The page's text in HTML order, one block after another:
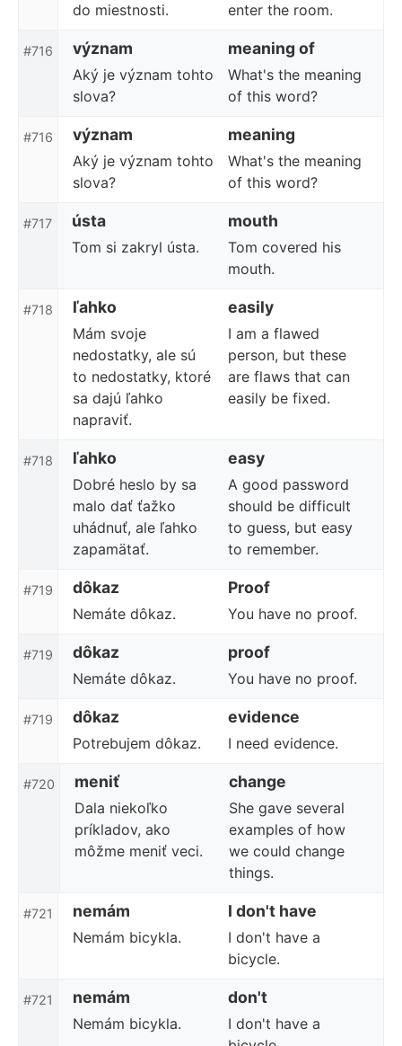
do miestnosti.
enter the room.
#716 význam meaning of
Aký je význam tohto
slova?
What's the meaning
of this word?
#716 význam meaning
Aký je význam tohto
slova?
What's the meaning
of this word?
#717 ústa mouth
Tom si zakryl ústa.
Tom covered his
mouth.
#718 ľahko easily
Mám svoje
nedostatky, ale sú
to nedostatky, ktoré
sa dajú ľahko
napraviť.
I am a flawed
person, but these
are flaws that can
easily be fixed.
#718 ľahko easy
Dobré heslo by sa
malo dať ťažko
uhádnuť, ale ľahko
zapamätať.
A good password
should be difficult
to guess, but easy
to remember.
#719 dôkaz Proof
Nemáte dôkaz. You have no proof.
#719 dôkaz proof
Nemáte dôkaz. You have no proof.
#719 dôkaz evidence
Potrebujem dôkaz. I need evidence.
#720 meniť change
Dala niekoľko
príkladov, ako
môžme meniť veci.
She gave several
examples of how
we could change
things.
#721 nemám I don't have
Nemám bicykla.
I don't have a
bicycle.
#721 nemám don't
Nemám bicykla.
I don't have a